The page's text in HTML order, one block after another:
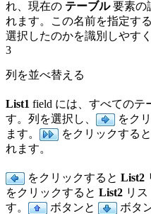
れ、現在の テーブル要素の
れます。この名前を指定す
選択したのかを識別しやす
3
列を並べ替える
List1 field には、すべてのテ
す。列を選択し、
をク
ます。
をクリックする
れます。
をクリックすると List2
をクリックすると List2 リ
す。
ボタンと ボタ